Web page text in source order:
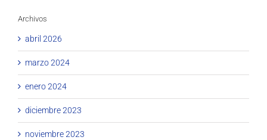
Archivos
abril 2026
marzo 2024
enero 2024
diciembre 2023
noviembre 2023